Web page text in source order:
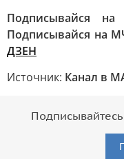
Подписывайся
Подписывайся на
ДЗЕН
Источник: Канал в